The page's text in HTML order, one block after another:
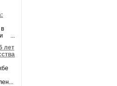
...
лет